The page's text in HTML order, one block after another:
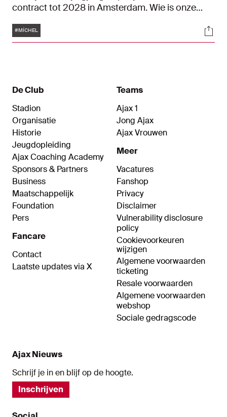
contract tot 2028 in Amsterdam. Wie is onze
Liga tegen Johan Cruijff, uitgroeide tot
publiekslieveling bij Rayo Vallecano, meerdere
Tags
#MÍCHEL
De Club
Stadion
Organisatie
Historie
Jeugdopleiding
Ajax Coaching Academy
Sponsors & Partners
Business
Maatschappelijk
Foundation
Pers
Fancare
Contact
Laatste updates via X
Teams
Ajax 1
Jong Ajax
Ajax Vrouwen
Meer
Vacatures
Fanshop
Privacy
Disclaimer
Vulnerability disclosure
policy
Cookievoorkeuren
wijzigen
Algemene voorwaarden
ticketing
Resale voorwaarden
Algemene voorwaarden
webshop
Sociale gedragscode
Ajax Nieuws
Schrijf je in en blijf op de hoogte.
Inschrijven